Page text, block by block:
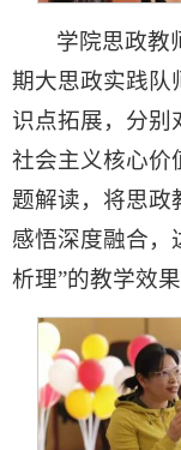
学院思政教
期大思政实践队
识点拓展，分别
社会主义核心价
题解读，将思政
感悟深度融合，
析理”的教学效果